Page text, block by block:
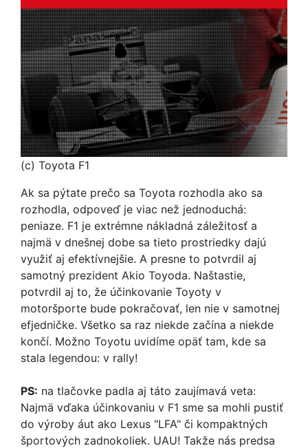
(c) Toyota F1
Ak sa pýtate prečo sa Toyota rozhodla ako sa
rozhodla, odpoveď je viac než jednoduchá:
peniaze. F1 je extrémne nákladná záležitosť a
najmä v dnešnej dobe sa tieto prostriedky dajú
využiť aj efektívnejšie. A presne to potvrdil aj
samotný prezident Akio Toyoda. Naštastie,
potvrdil aj to, že účinkovanie Toyoty v
motoršporte bude pokračovať, len nie v samotnej
efjedničke. Všetko sa raz niekde začína a niekde
končí. Možno Toyotu uvidíme opäť tam, kde sa
stala legendou: v rally!
PS: na tlačovke padla aj táto zaujímavá veta:
Najmä vďaka účinkovaniu v F1 sme sa mohli pustiť
do výroby áut ako Lexus "LFA" či kompaktných
športových zadnokoliek. UAU! Takže nás predsa